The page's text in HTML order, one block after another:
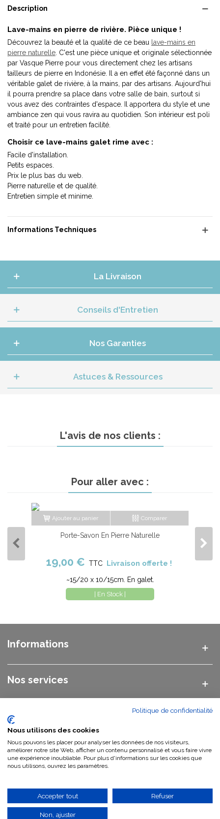
Description
Lave-mains en pierre de rivière. Pièce unique !
Découvrez la beauté et la qualité de ce beau lave-mains en
pierre naturelle. C'est une pièce unique et originale sélectionnée
par Vasque Pierre pour vous directement chez les artisans
tailleurs de pierre en Indonésie. Il a en effet été façonné dans un
véritable galet de rivière, à la mains, par des artisans. Aujourd'hui
il pourra prendre sa place dans votre salle de bain, surtout si
vous avez des contraintes d'espace. Il apportera du style et une
ambiance zen qui vous ravira au quotidien. Son intérieur est poli
et traité pour un entretien facilité.
Choisir ce lave-mains galet rime avec :
Facile d'installation.
Petits espaces.
Prix le plus bas du web.
Pierre naturelle et de qualité.
Entretien simple et minime.
Informations Techniques
La Livraison
Conseils d'Entretien
Nos Garanties
Astuces & Ressources
L'avis de nos clients :
Pour aller avec :
Ajouter au panier Comparer
Porte-Savon En Pierre Naturelle
19,00 € TTC Livraison offerte !
~15/20 x 10/15cm. En galet.
| En Stock |
Informations
Nos services
Nos catégories
Nous contacter
Politique de confidentialité
Nous utilisons des cookies
Nous pouvons les placer pour analyser les données de nos visiteurs,
améliorer notre site Web, afficher un contenu personnalisé et vous faire vivre
une expérience inoubliable. Pour plus d'informations sur les cookies que
nous utilisons, ouvrez les paramètres.
Accepter tout Refuser
Non, ajuster